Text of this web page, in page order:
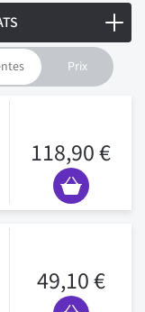
118,90 €
49,10 €